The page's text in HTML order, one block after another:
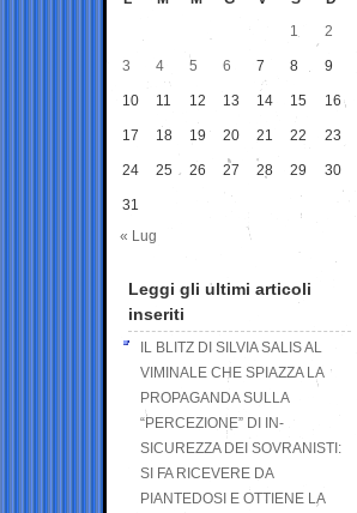
1
2
3 4 5 6 7 8 9
10 11 12 13 14 15 16
17 18 19 20 21 22 23
24 25 26 27 28 29 30
31
« Lug
Leggi gli ultimi articoli
inseriti
IL BLITZ DI SILVIA SALIS AL
VIMINALE CHE SPIAZZA LA
PROPAGANDA SULLA
“PERCEZIONE” DI IN-
SICUREZZA DEI SOVRANISTI:
SI FA RICEVERE DA
PIANTEDOSI E OTTIENE LA